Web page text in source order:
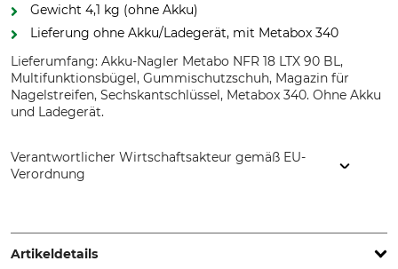
Gewicht 4,1 kg (ohne Akku)
Lieferung ohne Akku/Ladegerät, mit Metabox 340
Lieferumfang: Akku-Nagler Metabo NFR 18 LTX 90 BL,
Multifunktionsbügel, Gummischutzschuh, Magazin für
Nagelstreifen, Sechskantschlüssel, Metabox 340. Ohne Akku
und Ladegerät.
Verantwortlicher Wirtschaftsakteur gemäß EU-
Verordnung
Germany, www.metabo.de
Artikeldetails